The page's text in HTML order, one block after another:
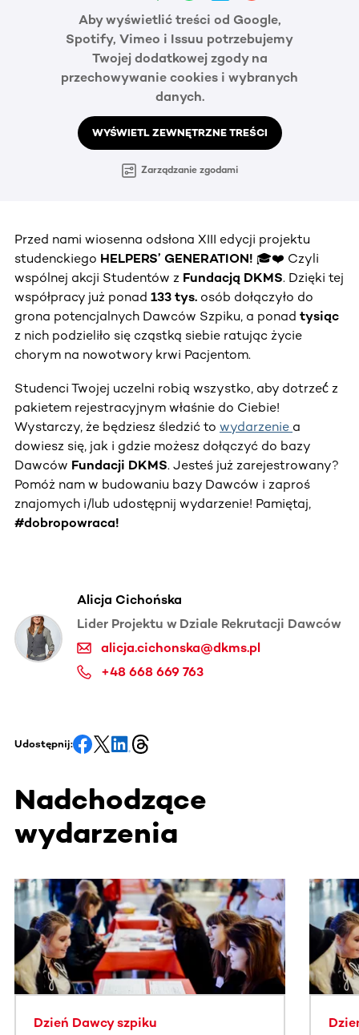
Aby wyświetlić treści od Google,
Spotify, Vimeo i Issuu potrzebujemy
Twojej dodatkowej zgody na
przechowywanie cookies i wybranych
danych.
WYŚWIETL ZEWNĘTRZNE TREŚCI
Zarządzanie zgodami
Przed nami wiosenna odsłona XIII edycji projektu
studenckiego HELPERS’ GENERATION! 🎓❤️ Czyli
wspólnej akcji Studentów z Fundacją DKMS. Dzięki tej
współpracy już ponad 133 tys. osób dołączyło do
grona potencjalnych Dawców Szpiku, a ponad tysiąc
z nich podzieliło się cząstką siebie ratując życie
chorym na nowotwory krwi Pacjentom.
Studenci Twojej uczelni robią wszystko, aby dotrzeć́ z
pakietem rejestracyjnym właśnie do Ciebie!
Wystarczy, że będziesz śledzić to wydarzenie a
dowiesz się, jak i gdzie możesz dołączyć do bazy
Dawców Fundacji DKMS. Jesteś już zarejestrowany?
Pomóż nam w budowaniu bazy Dawców i zaproś
znajomych i/lub udostępnij wydarzenie! Pamiętaj,
#dobropowraca!
Alicja Cichońska
Lider Projektu w Dziale Rekrutacji Dawców
alicja.cichonska@dkms.pl
+48 668 669 763
Udostępnij:
Nadchodzące
wydarzenia
Ta sekcja zawiera treści przewijane w poziomie. Użyj
Dzień Dawcy szpiku